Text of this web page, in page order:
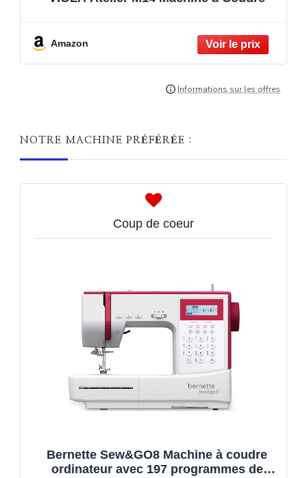
Amazon
NOTRE MACHINE PRÉFÉRÉE :
Coup de coeur
Bernette Sew&GO8 Machine à coudre
ordinateur avec 197 programmes de